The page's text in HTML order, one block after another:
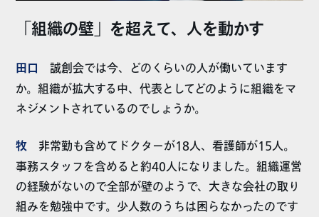
「組織の壁」を超えて、人を動かす
田口 誠創会では今、どのくらいの人が働いています
か。組織が拡大する中、代表としてどのように組織をマ
ネジメントされているのでしょうか。
牧 非常勤も含めてドクターが18人、看護師が15人。
事務スタッフを含めると約40人になりました。組織運営
の経験がないので全部が壁のようで、大きな会社の取り
組みを勉強中です。少人数のうちは困らなかったのです